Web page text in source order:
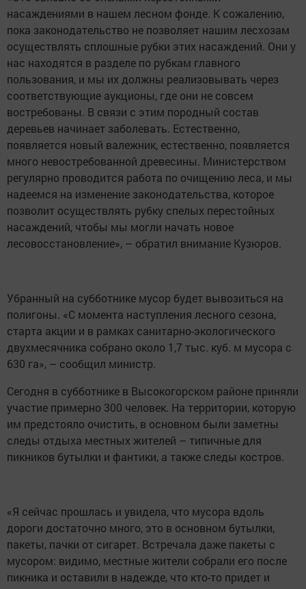
насаждениями в нашем лесном фонде. К сожалению,
пока законодательство не позволяет нашим лесхозам
осуществлять сплошные рубки этих насаждений. Они у
нас находятся в разделе по рубкам главного
пользования, и мы их должны реализовывать через
соответствующие аукционы, где они не совсем
востребованы. В связи с этим породный состав
деревьев начинает заболевать. Естественно,
появляется новый валежник, естественно, появляется
много невостребованной древесины. Министерством
регулярно проводится работа по очищению леса, и мы
надеемся на изменение законодательства, которое
позволит осуществлять рубку спелых перестойных
насаждений, чтобы мы могли начать новое
лесовосстановление», – обратил внимание Кузюров.
Убранный на субботнике мусор будет вывозиться на
полигоны. «С момента наступления лесного сезона,
старта акции и в рамках санитарно-экологического
двухмесячника собрано около 1,7 тыс. куб. м мусора с
630 га», – сообщил министр.
Сегодня в субботнике в Высокогорском районе приняли
участие примерно 300 человек. На территории, которую
им предстояло очистить, в основном были заметны
следы отдыха местных жителей – типичные для
пикников бутылки и фантики, а также следы костров.
«Я сейчас прошлась и увидела, что мусора вдоль
дороги достаточно много, это в основном бутылки,
пакеты, пачки от сигарет. Встречала даже пакеты с
мусором: видимо, местные жители собрали его после
пикника и оставили в надежде, что кто-то придет и